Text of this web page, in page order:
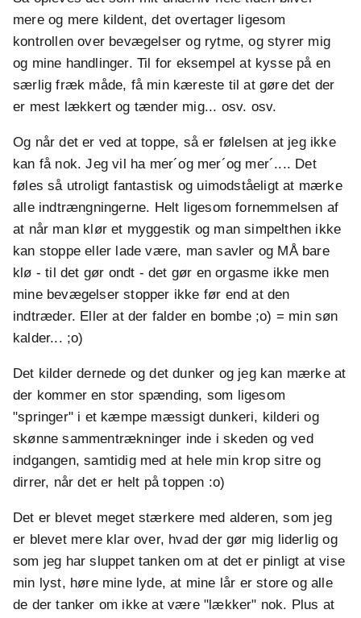
mere og mere kildent, det overtager ligesom
kontrollen over bevægelser og rytme, og styrer mig
og mine handlinger. Til for eksempel at kysse på en
særlig fræk måde, få min kæreste til at gøre det der
er mest lækkert og tænder mig... osv. osv.
Og når det er ved at toppe, så er følelsen at jeg ikke
kan få nok. Jeg vil ha mer´og mer´og mer´.... Det
føles så utroligt fantastisk og uimodståeligt at mærke
alle indtrængningerne. Helt ligesom fornemmelsen af
at når man klør et myggestik og man simpelthen ikke
kan stoppe eller lade være, man savler og MÅ bare
klø - til det gør ondt - det gør en orgasme ikke men
mine bevægelser stopper ikke før end at den
indtræder. Eller at der falder en bombe ;o) = min søn
kalder... ;o)
Det kilder dernede og det dunker og jeg kan mærke at
der kommer en stor spænding, som ligesom
"springer" i et kæmpe mæssigt dunkeri, kilderi og
skønne sammentrækninger inde i skeden og ved
indgangen, samtidig med at hele min krop sitre og
dirrer, når det er helt på toppen :o)
Det er blevet meget stærkere med alderen, som jeg
er blevet mere klar over, hvad der gør mig liderlig og
som jeg har sluppet tanken om at det er pinligt at vise
min lyst, høre mine lyde, at mine lår er store og alle
de der tanker om ikke at være "lækker" nok. Plus at